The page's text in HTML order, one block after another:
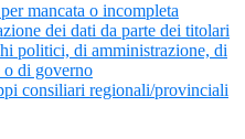
mancata o incompleta
dei dati da parte dei titolari
politici, di amministrazione, di
o di governo
consiliari regionali/provinciali